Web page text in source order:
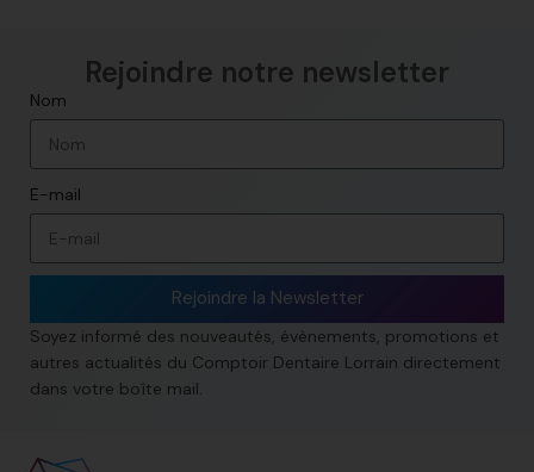
Rejoindre notre newsletter​
Nom
E-mail
Rejoindre la Newsletter
Soyez informé des nouveautés, évènements, promotions et
autres actualités du Comptoir Dentaire Lorrain directement
dans votre boîte mail.